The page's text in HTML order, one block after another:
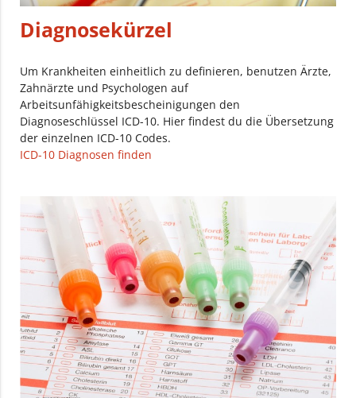
Diagnosekürzel
Um Krankheiten einheitlich zu definieren, benutzen Ärzte,
Zahnärzte und Psychologen auf
Arbeitsunfähigkeitsbescheinigungen den
Diagnoseschlüssel ICD-10. Hier findest du die Übersetzung
der einzelnen ICD-10 Codes.
ICD-10 Diagnosen finden